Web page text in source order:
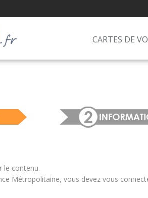
CARTES DE
le contenu.
Métropolitaine, vous devez vous